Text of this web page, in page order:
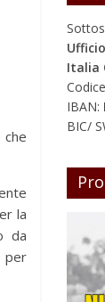
che
la
da
per
Italia
IBAN:
BIC/